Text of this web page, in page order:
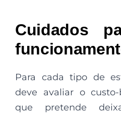
Cuidados
Para cada tipo de
deve avaliar o
que pretende